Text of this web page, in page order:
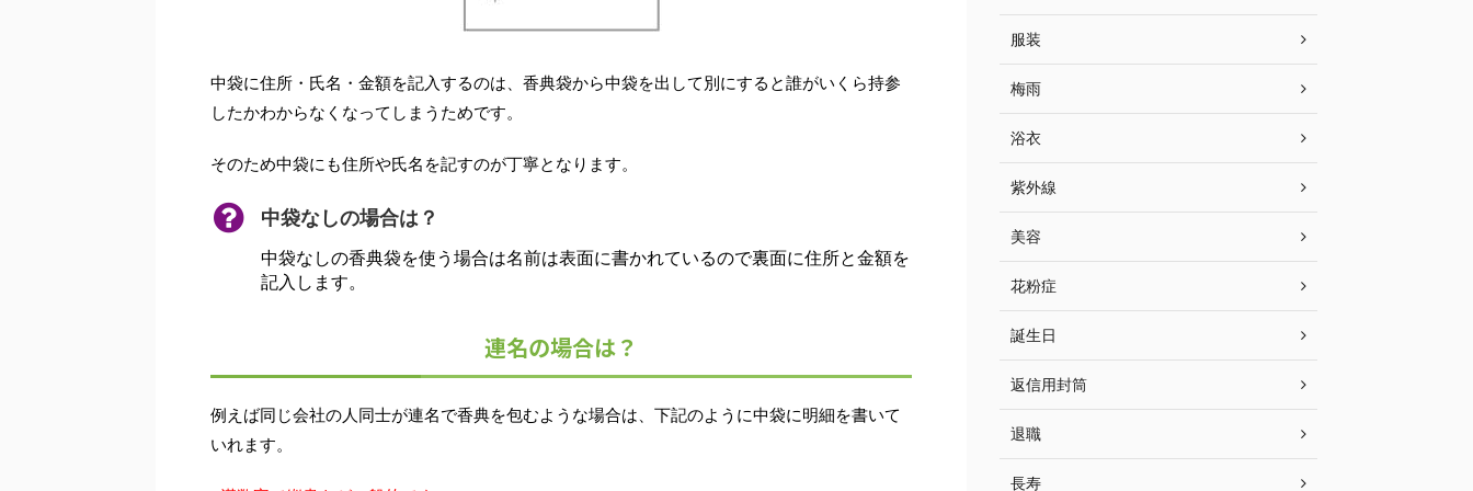
中袋に住所・氏名・金額を記入するのは、香典袋から中袋を出して別にすると誰がいくら持参
したかわからなくなってしまうためです。
そのため中袋にも住所や氏名を記すのが丁寧となります。
中袋なしの場合は？
中袋なしの香典袋を使う場合は名前は表面に書かれているので裏面に住所と金額を
記入します。
連名の場合は？
例えば同じ会社の人同士が連名で香典を包むような場合は、下記のように中袋に明細を書いて
いれます。
服装
梅雨
浴衣
紫外線
美容
花粉症
誕生日
返信用封筒
退職
長寿